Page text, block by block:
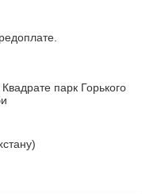
парк Горького